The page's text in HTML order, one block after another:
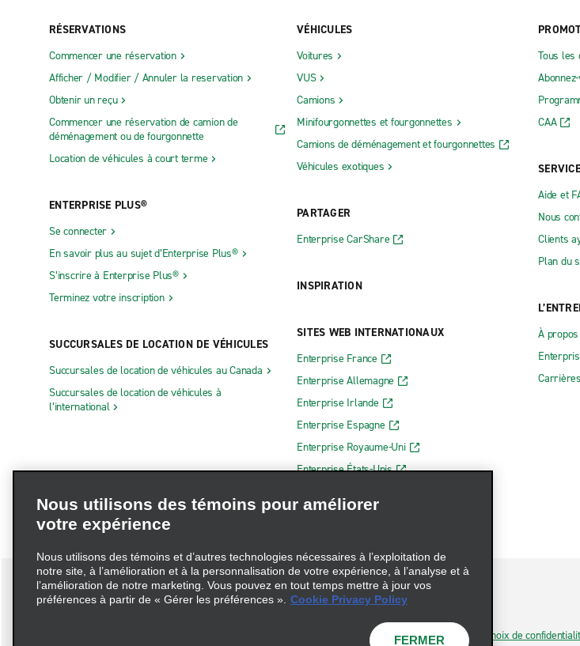
RÉSERVATIONS
Commencer une réservation
Afficher / Modifier / Annuler la reservation
Obtenir un reçu
Commencer une réservation de camion de
déménagement ou de fourgonnette
Location de véhicules à court terme
ENTERPRISE PLUS®
Se connecter
En savoir plus au sujet d’Enterprise Plus®
S’inscrire à Enterprise Plus®
Terminez votre inscription
SUCCURSALES DE LOCATION DE VÉHICULES
Succursales de location de véhicules au Canada
Succursales de location de véhicules à
l’international
VÉHICULES
Voitures
VUS
Camions
Minifourgonnettes et fourgonnettes
Camions de déménagement et fourgonnettes
Véhicules exotiques
PARTAGER
Enterprise CarShare
INSPIRATION
SITES WEB INTERNATIONAUX
Enterprise France
Enterprise Allemagne
Enterprise Irlande
Enterprise Espagne
Enterprise Royaume-Uni
Enterprise États-Unis
Tous les
CAA
Aide et
Nous
Clients
Plan du
À
Carrières
Politique sur les fichiers témoins Choix de
Nous utilisons des témoins pour améliorer
votre expérience
Nous utilisons des témoins et d’autres technologies nécessaires à l’exploitation de
notre site, à l’amélioration et à la personnalisation de votre expérience, à l’analyse et à
l’amélioration de notre marketing. Vous pouvez en tout temps mettre à jour vos
préférences à partir de « Gérer les préférences ». Cookie Privacy Policy
FERMER